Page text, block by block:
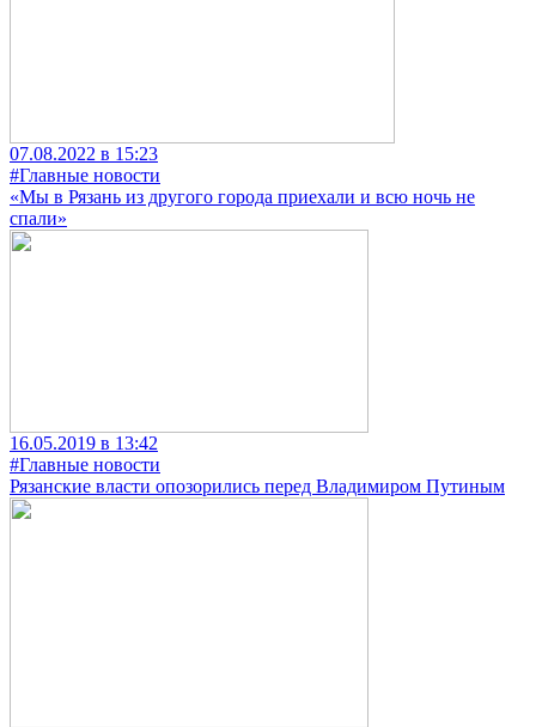
07.08.2022 в 15:23
#Главные новости
«Мы в Рязань из другого города приехали и всю ночь не
спали»
16.05.2019 в 13:42
#Главные новости
Рязанские власти опозорились перед Владимиром Путиным